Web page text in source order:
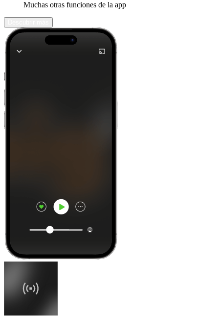
Muchas otras funciones de la app